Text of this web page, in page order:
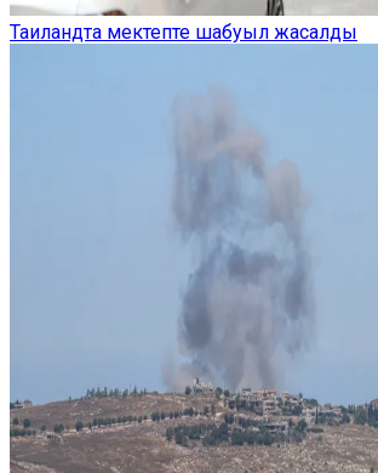
Таиландта мектепте шабуыл жасалды